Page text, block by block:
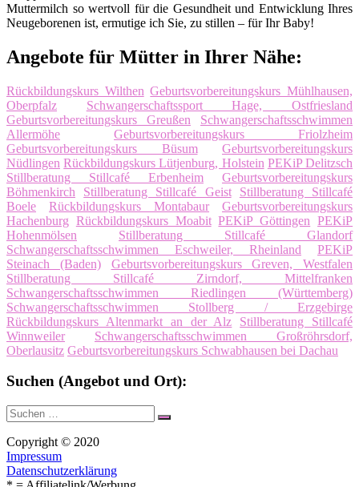
Muttermilch so wertvoll für die Gesundheit und Entwicklung Ihres
Neugeborenen ist, ermutige ich Sie, zu stillen – für Ihr Baby!
Angebote für Mütter in Ihrer Nähe:
Rückbildungskurs Wilthen Geburtsvorbereitungskurs Mühlhausen,
Oberpfalz
Schwangerschaftssport Hage, Ostfriesland
Geburtsvorbereitungskurs Greußen
Schwangerschaftsschwimmen
Allermöhe
Geburtsvorbereitungskurs Friolzheim
Geburtsvorbereitungskurs Büsum
Geburtsvorbereitungskurs
Nüdlingen Rückbildungskurs Lütjenburg, Holstein PEKiP Delitzsch
Stillberatung Stillcafé Erbenheim
Geburtsvorbereitungskurs
Böhmenkirch
Stillberatung Stillcafé Geist
Stillberatung Stillcafé
Boele
Rückbildungskurs Montabaur
Geburtsvorbereitungskurs
Hachenburg Rückbildungskurs Moabit PEKiP Göttingen PEKiP
Hohenmölsen
Stillberatung Stillcafé Glandorf
Schwangerschaftsschwimmen Eschweiler, Rheinland
PEKiP
Steinach (Baden)
Geburtsvorbereitungskurs Greven, Westfalen
Stillberatung Stillcafé Zirndorf, Mittelfranken
Schwangerschaftsschwimmen Riedlingen (Württemberg)
Schwangerschaftsschwimmen Stollberg / Erzgebirge
Rückbildungskurs Altenmarkt an der Alz
Stillberatung Stillcafé
Winnweiler
Schwangerschaftsschwimmen Großröhrsdorf,
Oberlausitz Geburtsvorbereitungskurs Schwabhausen bei Dachau
Suchen (Angebot und Ort):
Suche
nach:
Suchen
Copyright © 2020
Impressum
Datenschutzerklärung